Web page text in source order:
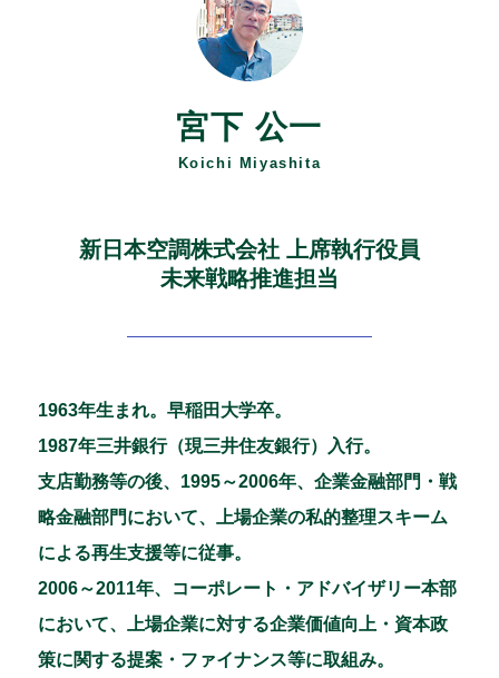
宮下 公一
Koichi Miyashita
新日本空調株式会社 上席執行役員
未来戦略推進担当
1963年生まれ。早稲田大学卒。
1987年三井銀行（現三井住友銀行）入行。
支店勤務等の後、1995～2006年、企業金融部門・戦
略金融部門において、上場企業の私的整理スキーム
による再生支援等に従事。
2006～2011年、コーポレート・アドバイザリー本部
において、上場企業に対する企業価値向上・資本政
策に関する提案・ファイナンス等に取組み。